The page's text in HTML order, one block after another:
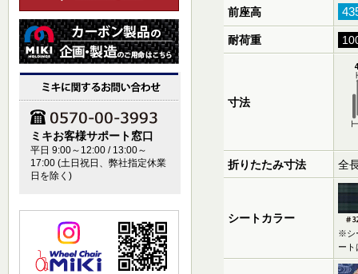
前座高
耐荷重
寸法
折りたたみ寸法 全
シートカラー
※シ
ート
ミキお客様サポート窓口
平日 9:00～12:00 / 13:00～
17:00 (土日祝日、弊社指定休業
日を除く)